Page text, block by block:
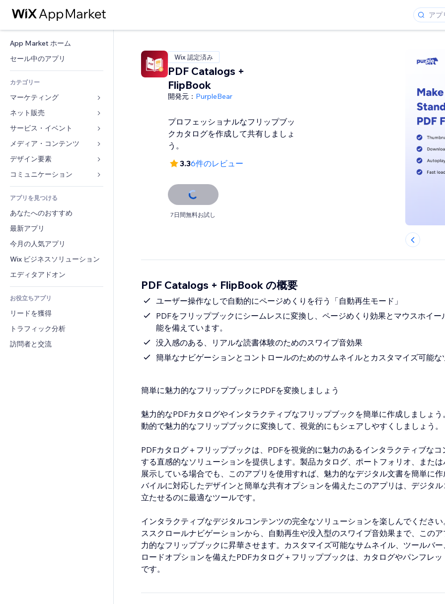
App Market ホーム
セール中のアプリ
カテゴリー
マーケティング
広告
モバイル
アクセス解析
リスティング広告
メール
コンバージョン
ネット販売
ストア用アプリ
発送・配達
販売ボタン
会計
クーポン・特典
倉庫管理ソリューション
ドロップシッピング
食品・飲料
サービス・イベント
ホテル
イベント
レストラン
不動産
ブッキング
メディア・コンテンツ
ギャラリー
音楽
ポッドキャスト
写真
動画
PDF
ファイル共有
ニュース
デザイン要素
マップ・ナビ
プライバシー・セキュリティ
時計
ページテンプレート
画像効果
ボタン・メニュー
バナー・バッジ
電卓
検索
天気
チャート・テーブル
フォーム
ブログ
投票
チャット
コメント
電話
コミュニティィ
レビュー・お客さまの声
CRM
アプリを見つける
あなたへのおすすめ
最新アプリ
今月の人気アプリ
Wix ビジネスソリューション
エディタアドオン
お役立ちアプリ
リードを獲得
トラフィック分析
訪問者と交流
Wix 認定済み
PDF Catalogs +
FlipBook
開発元： PurpleBear
プロフェッショナルなフリップブッ
クカタログを作成して共有しましょ
う。
3.36件のレビュー
7日間無料お試し
PDF Catalogs + FlipBook の概要
ユーザー操作なしで自動的にページめくりを行う「自動再生モード」
PDFをフリップブックにシームレスに変換し、ページめくり効果とマウスホイー
能を備えています。
没入感のある、リアルな読書体験のためのスワイプ音効果
簡単なナビゲーションとコントロールのためのサムネイルとカスタマイズ可能な
簡単に魅力的なフリップブックにPDFを変換しましょう
魅力的なPDFカタログやインタラクティブなフリップブックを簡単に作成しましょ
動的で魅力的なフリップブックに変換して、視覚的にもシェアしやすくしましょう。
PDFカタログ＋フリップブックは、PDFを視覚的に魅力のあるインタラクティブな
する直感的なソリューションを提供します。製品カタログ、ポートフォリオ、また
展示している場合でも、このアプリを使用すれば、魅力的なデジタル文書を簡単に
バイルに対応したデザインと簡単な共有オプションを備えたこのアプリは、デジタ
立たせるのに最適なツールです。
インタラクティブなデジタルコンテンツの完全なソリューションを楽しんでくださ
ススクロールナビゲーションから、自動再生や没入型のスワイプ音効果まで、この
力的なフリップブックに昇華させます。カスタマイズ可能なサムネイル、ツールバ
ロードオプションを備えたPDFカタログ＋フリップブックは、カタログやパンフレ
です。